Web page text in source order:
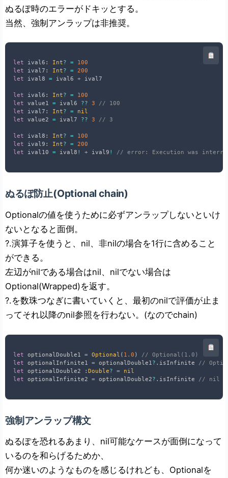
ぬるぽ時のエラーがドキッとする。
当然、強制アンラップは非推奨。
let ival6 : Int? =
100
let ival7 : Int? =
200
let ival8 = ival6 + ival7
let ival6 : Int? =
100
let value1 = ival6 ?? 3
// 100
let ival7 : Int? =
nil
let value2 = ival7 ?? 3 // 3
let ival8 : Int? =
100
let ival9 : Int? =
200
let ival10 = ival8 ! + ival9 ! // error: Execution was
ぬるぽ防止(Optional chain)
Optionalの値を使うために必ずアンラップしないといけ
ないとなると面倒。
?.演算子を使うと、nil、非nilの場合を1行に含めること
ができる。
左辺がnilである場合はnil、nilでない場合は
Optional(Wrapped)を返す。
?.を数珠つなぎに書いていくと、最初のnilで評価が止ま
ってそれ以降のnil参照を行わない。(なのでchain)
let optionalDouble1 = Optional ( 1.0 )
// Optional(1.0)
let optionalInfinite1 = optionalDouble1? . isInfinite //
let optionalDouble2 : Double? =
nil
let optionalInfinite2 = optionalDouble2? . isInfinite // nil
強制アンラップ構文
ぬるぽを恐れるあまり、nil可能なケースが面倒になって
いるのを和らげるためか、
何か迷いのようなものを感じるけれども、Optionalを